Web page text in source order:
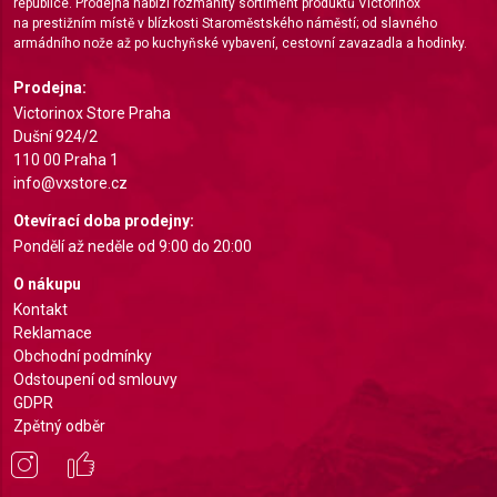
na prestižním místě v blízkosti Staroměstského náměstí; od slavného
armádního nože až po kuchyňské vybavení, cestovní zavazadla a hodinky.
Prodejna:
Victorinox Store Praha
Dušní 924/2
110 00 Praha 1
info@vxstore.cz
Otevírací doba prodejny:
Pondělí až neděle od 9:00 do 20:00
O nákupu
Kontakt
Reklamace
Obchodní podmínky
Odstoupení od smlouvy
GDPR
Zpětný odběr
Measure content performance
Understand audiences through statistics or
Develop and improve services
Use limited data to select content
Use precise geolocation data
Identify devices based on information actively
requested
Non-IAB processing purposes:
Necessary
Performance
Functional